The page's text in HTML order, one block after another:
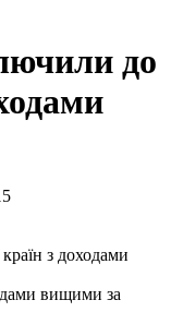
до
вищими за